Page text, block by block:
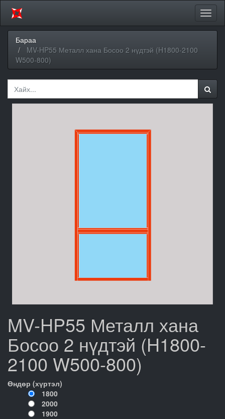
Бараа
MV-HP55 Металл хана Босоо 2 нүдтэй (H1800-2100
W500-800)
MV-HP55 Металл хана
Босоо 2 нүдтэй (H1800-
2100 W500-800)
Өндөр (хүртэл)
1800
2000
1900